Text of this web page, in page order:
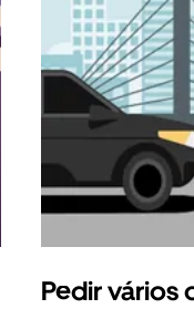
Pedir vários